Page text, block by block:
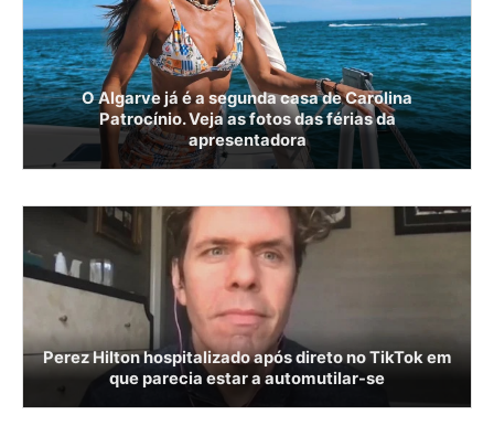
O Algarve já é a segunda casa de Carolina
Patrocínio. Veja as fotos das férias da
apresentadora
Perez Hilton hospitalizado após direto no TikTok em
que parecia estar a automutilar-se